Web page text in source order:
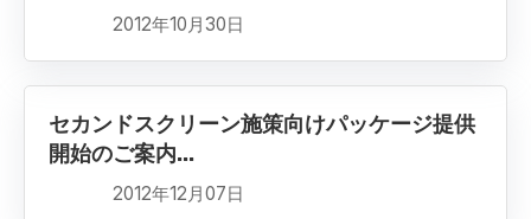
2012年10月30日
セカンドスクリーン施策向けパッケージ提供
開始のご案内...
2012年12月07日